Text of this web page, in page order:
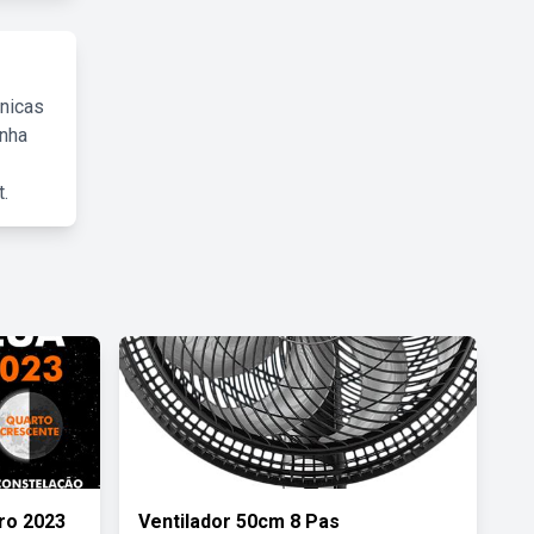
2023 Ventilador 50cm 8 Pas